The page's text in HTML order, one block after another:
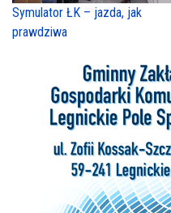
Symulator ŁK – jazda, jak
prawdziwa